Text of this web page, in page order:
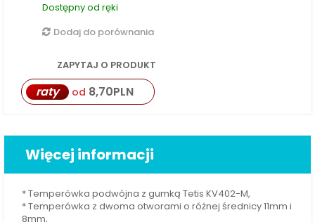
Dostępny od ręki
Dodaj do porównania
ZAPYTAJ O PRODUKT
raty od 8,70PLN
Więcej informacji
* Temperówka podwójna z gumką Tetis KV402-M,
* Temperówka z dwoma otworami o różnej średnicy 11mm i
8mm,